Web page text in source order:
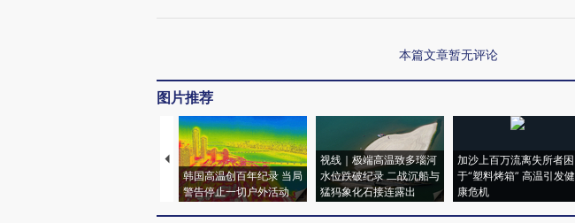
本篇文章暂无评论
图片推荐
韩国高温创百年纪录 当局
警告停止一切户外活动
视线｜极端高温致多瑙河
水位跌破纪录 二战沉船与
猛犸象化石接连露出
加沙上百万流离失所者困
于“塑料烤箱” 高温引发健
康危机